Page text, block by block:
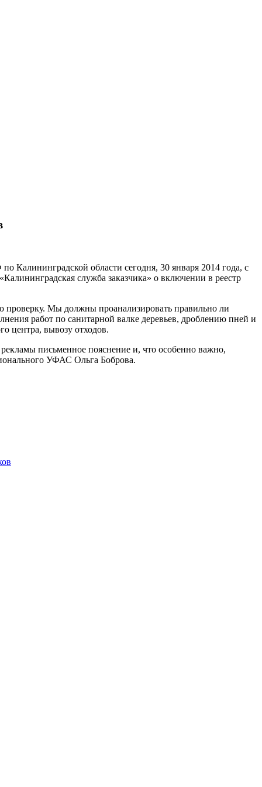
области сегодня, 30 января 2014 года, с
служба заказчика» о включении в реестр
проверку. Мы должны проанализировать правильно ли
работ по санитарной валке деревьев, дроблению пней и
центра, вывозу отходов.
письменное пояснение и, что особенно важно,
УФАС Ольга Боброва.